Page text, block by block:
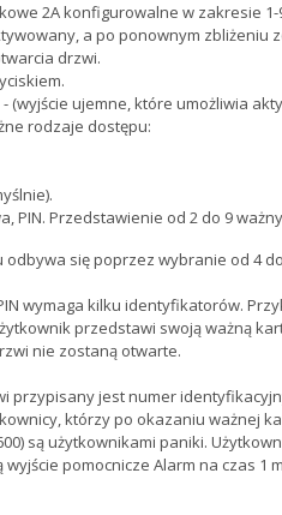
2A konfigurowalne w zakresie
a po ponownym zbliżeniu
drzwi.
(wyjście ujemne, które umożliwia
rodzaje dostępu:
PIN. Przedstawienie od 2 do 9
się poprzez wybranie od 4
wymaga kilku identyfikatorów.
przedstawi swoją ważną
nie zostaną otwarte.
przypisany jest numer
którzy po okazaniu ważnej
są użytkownikami paniki.
pomocnicze Alarm na czas